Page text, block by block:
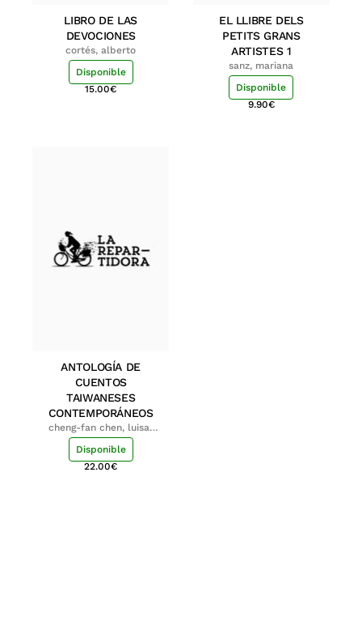
LIBRO DE LAS
DEVOCIONES
cortés, alberto
Disponible
15.00€
EL LLIBRE DELS
PETITS GRANS
ARTISTES 1
sanz, mariana
Disponible
9.90€
ANTOLOGÍA DE
CUENTOS
TAIWANESES
CONTEMPORÁNEOS
cheng-fan chen, luisa;
shu-ying chang, luisa
Disponible
22.00€